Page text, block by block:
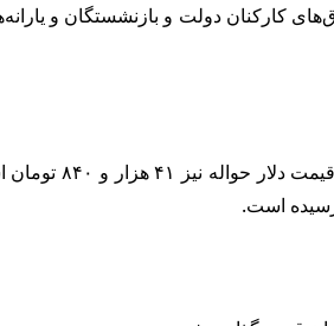
کارکنان دولت و بازنشستگان و
گفتنی است؛ در مرکز مبادله ایران، در حال